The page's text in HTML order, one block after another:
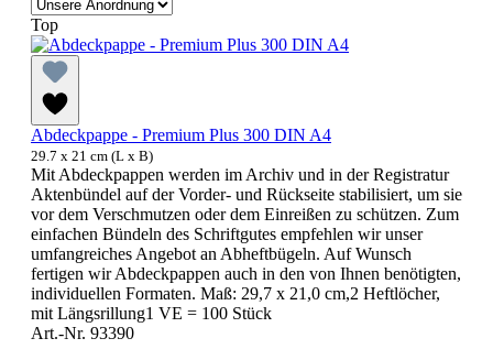
Top
Abdeckpappe - Premium Plus 300 DIN A4
29.7 x 21 cm (L x B)
Mit Abdeckpappen werden im Archiv und in der Registratur
Aktenbündel auf der Vorder- und Rückseite stabilisiert, um sie
vor dem Verschmutzen oder dem Einreißen zu schützen. Zum
einfachen Bündeln des Schriftgutes empfehlen wir unser
umfangreiches Angebot an Abheftbügeln. Auf Wunsch
fertigen wir Abdeckpappen auch in den von Ihnen benötigten,
individuellen Formaten. Maß: 29,7 x 21,0 cm,2 Heftlöcher,
mit Längsrillung1 VE = 100 Stück
Art.-Nr. 93390